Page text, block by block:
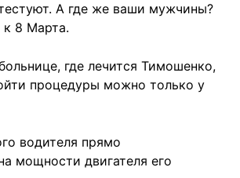
А где же ваши мужчины?
к 8 Марта.
где лечится Тимошенко,
процедуры можно только у
водителя прямо
мощности двигателя его